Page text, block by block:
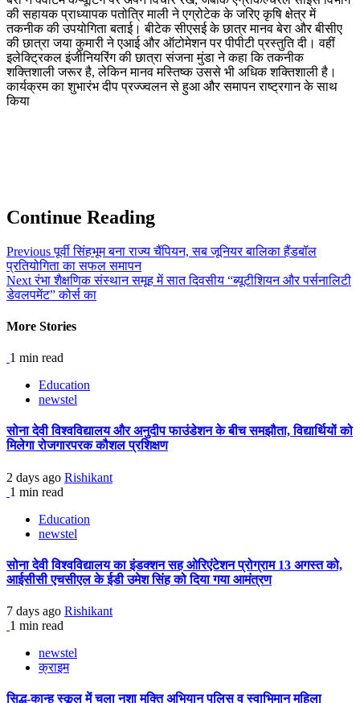
की सहायक प्राध्यापक पतोत्रि माली ने एग्रोटेक के जरिए कृषि क्षेत्र में
तकनीक की उपयोगिता बताई। बीटेक सीएसई के छात्र मानव बेरा और बीसीए
की छात्रा जया कुमारी ने एआई और ऑटोमेशन पर पीपीटी प्रस्तुति दी। वहीं
इलेक्ट्रिकल इंजीनियरिंग की छात्रा संजना मुंडा ने कहा कि तकनीक
शक्तिशाली जरूर है, लेकिन मानव मस्तिष्क उससे भी अधिक शक्तिशाली है।
कार्यक्रम का शुभारंभ दीप प्रज्ज्वलन से हुआ और समापन राष्ट्रगान के साथ
किया
Continue Reading
Previousपूर्वी सिंहभूम बना राज्य चैंपियन, सब जूनियर बालिका हैंडबॉल
प्रतियोगिता का सफल समापन
Nextरंभा शैक्षणिक संस्थान समूह में सात दिवसीय “ब्यूटीशियन और पर्सनालिटी
डेवलपमेंट” कोर्स का
More Stories
1 min read
Education
newstel
सोना देवी विश्वविद्यालय और अनुदीप फाउंडेशन के बीच समझौता, विद्यार्थियों को
मिलेगा रोजगारपरक कौशल प्रशिक्षण
2 days ago Rishikant
1 min read
Education
newstel
सोना देवी विश्वविद्यालय का इंडक्शन सह ओरिएंटेशन प्रोग्राम 13 अगस्त को,
आईसीसी एचसीएल के ईडी उमेश सिंह को दिया गया आमंत्रण
7 days ago Rishikant
1 min read
newstel
क्राइम
सिद्धू-कान्हू स्कूल में चला नशा मुक्ति अभियान पुलिस व स्वाभिमान महिला